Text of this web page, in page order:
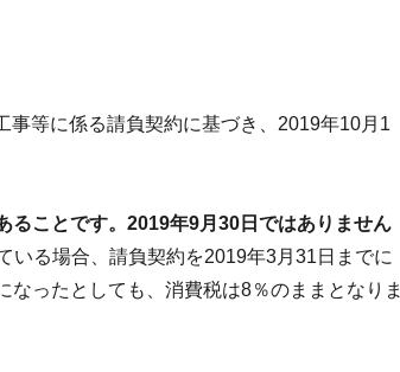
事等に係る請負契約に基づき、2019年10月1
ることです。2019年9月30日ではありません
いる場合、請負契約を2019年3月31日までに
ったとしても、消費税は8％のままとなりま